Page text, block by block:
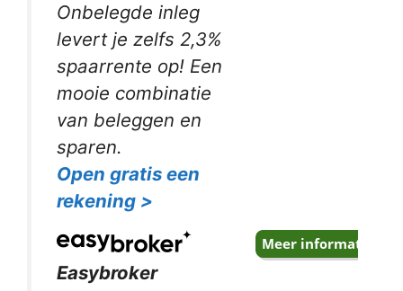
Onbelegde inleg
levert je zelfs 2,3%
spaarrente op! Een
mooie combinatie
van beleggen en
sparen.
Open gratis een
rekening >
Easybroker